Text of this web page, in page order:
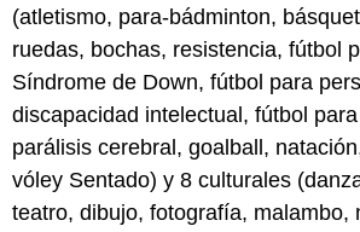
(atletismo, para-bádminton,
ruedas, bochas, resistencia, fútbol
Síndrome de Down, fútbol para
discapacidad intelectual, fútbol
parálisis cerebral, goalball,
vóley Sentado) y 8 culturales
teatro, dibujo, fotografía, malambo,